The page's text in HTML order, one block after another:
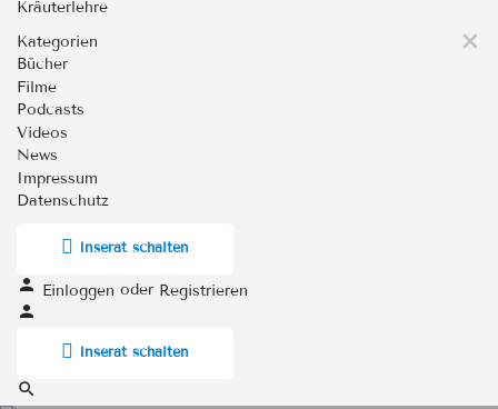
Kräuterlehre
Kategorien
Bücher
Filme
Podcasts
Videos
News
Impressum
Datenschutz
Inserat schalten
Einloggen oder Registrieren
Inserat schalten